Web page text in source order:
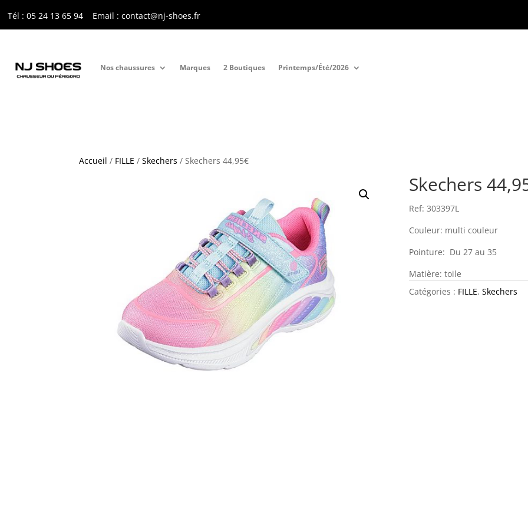
Tél : 05 24 13 65 94 Email : contact@nj-shoes.fr
Nos chaussures Marques 2 Boutiques Printemps/Été/2026
Accueil / FILLE /Skechers / Skechers 44,95€
Skechers
Ref: 303397L
Couleur: multi couleur
Pointure: Du 27 au 35
Matière: toile
Catégories : FILLE, Skechers